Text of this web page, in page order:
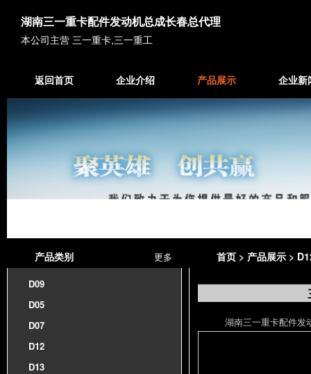
湖南三一重卡配件发动机总成长春总代理
本公司主营 三一重卡,三一重工
返回首页 企业介绍 产品展示 企业新
更多
产品类别
D09
D05
D07
D12
D13
首页 > 产品展示 >
湖南三一重卡配件发